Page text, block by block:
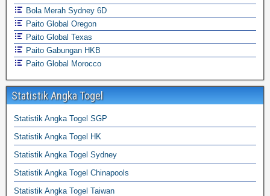
Bola Merah Sydney 6D
Paito Global Oregon
Paito Global Texas
Paito Gabungan HKB
Paito Global Morocco
Statistik Angka Togel
Statistik Angka Togel SGP
Statistik Angka Togel HK
Statistik Angka Togel Sydney
Statistik Angka Togel Chinapools
Statistik Angka Togel Taiwan